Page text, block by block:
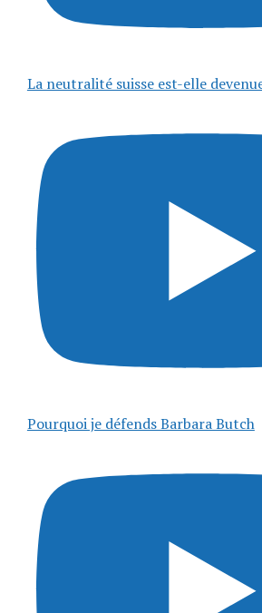
La neutralité suisse est-elle
Pourquoi je défends Barbara Butch